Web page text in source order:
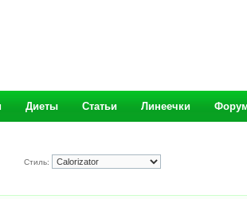
Диеты Статьи Линеечки
Стиль: